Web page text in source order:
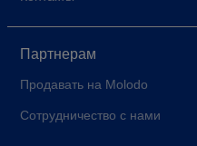
Партнерам
Продавать на Molodo
Сотрудничество с нами